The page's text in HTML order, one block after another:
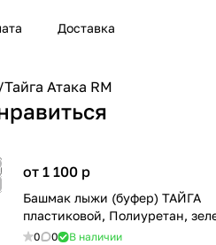
Доставка
Атака RM
от 1 100 p
Башмак лыжи (буфер) ТАЙГА
пластиковой, Полиуретан,
0 0 В наличии